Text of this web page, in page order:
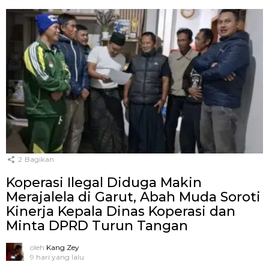
2 Bagikan
Koperasi Ilegal Diduga Makin
Merajalela di Garut, Abah Muda Soroti
Kinerja Kepala Dinas Koperasi dan
Minta DPRD Turun Tangan
oleh Kang Zey
9 hari yang lalu